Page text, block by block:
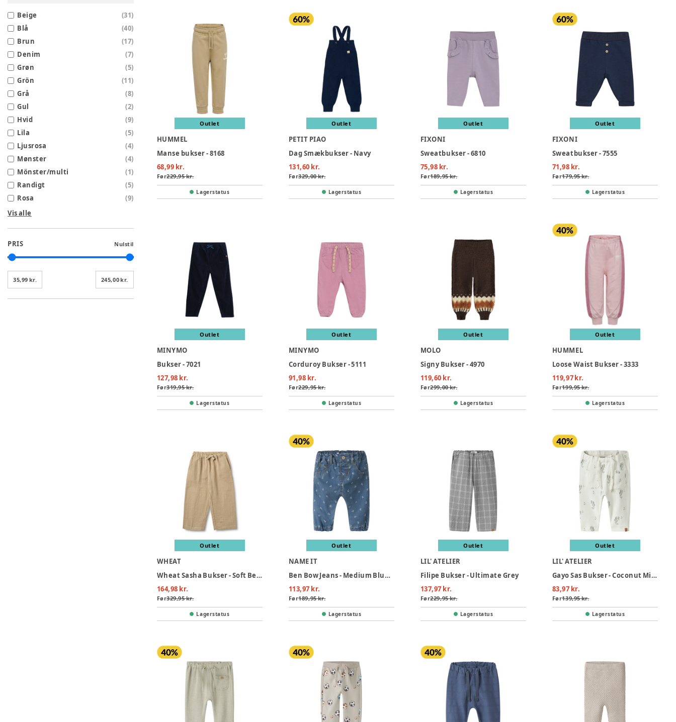
Beige (31)
Blå
(40)
Brun
(17)
Denim
(7)
Grøn
(5)
Grön
(11)
Grå
(8)
Gul
(2)
Hvid
(9)
Lila
(5)
Ljusrosa
(4)
Mønster
(4)
Mönster/multi
(1)
Randigt
(5)
Rosa
(9)
Vis alle
PRIS Nulstil
35,99 kr. 245,00 kr.
Outlet
HUMMEL
Manse bukser - 8168
68,99 kr.
Før229,95 kr.
Lagerstatus
Outlet
PETIT PIAO
Dag Smækbukser - Navy
131,60 kr.
Før329,00 kr.
Lagerstatus
Outlet
FIXONI
Sweatbukser - 6810
75,98 kr.
Før189,95 kr.
Lagerstatus
Outlet
FIXONI
Sweatbukser - 7555
71,98 kr.
Før179,95 kr.
Lagerstatus
Outlet
MINYMO
Bukser - 7021
127,98 kr.
Før319,95 kr.
Lagerstatus
Outlet
MINYMO
Corduroy Bukser - 5111
91,98 kr.
Før229,95 kr.
Lagerstatus
Outlet
MOLO
Signy Bukser - 4970
119,60 kr.
Før299,00 kr.
Lagerstatus
Outlet
HUMMEL
Loose Waist Bukser - 3333
119,97 kr.
Før199,95 kr.
Lagerstatus
Outlet
WHEAT
Wheat Sasha Bukser - Soft Beige
164,98 kr.
Før329,95 kr.
Lagerstatus
Outlet
NAME IT
Ben Bow Jeans - Medium Blue Denim
113,97 kr.
Før189,95 kr.
Lagerstatus
Outlet
LIL' ATELIER
Filipe Bukser - Ultimate Grey
137,97 kr.
Før229,95 kr.
Lagerstatus
Outlet
LIL' ATELIER
Gayo Sas Bukser - Coconut Milk
83,97 kr.
Før139,95 kr.
Lagerstatus